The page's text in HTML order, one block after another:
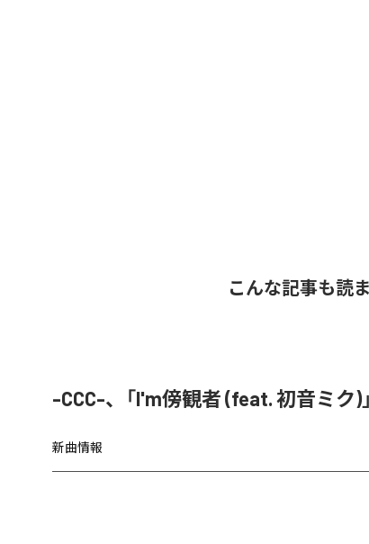
こんな記事も読
-CCC-、「I'm傍観者 (feat. 初音ミク)
新曲情報